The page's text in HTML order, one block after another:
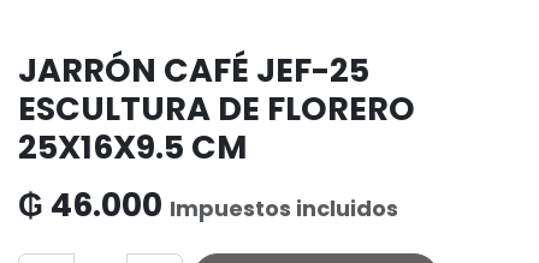
JARRÓN CAFÉ JEF-25
ESCULTURA DE FLORERO
25X16X9.5 CM
₲ 46.000 Impuestos incluidos